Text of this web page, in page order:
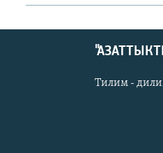
Тилим -